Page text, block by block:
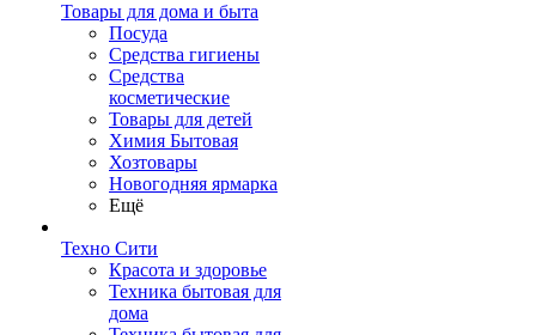
Товары для дома и быта
Посуда
Средства гигиены
Средства
косметические
Товары для детей
Химия Бытовая
Хозтовары
Новогодняя ярмарка
Ещё
Техно Сити
Красота и здоровье
Техника бытовая для
дома